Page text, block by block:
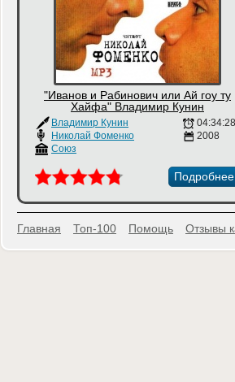
"Иванов и Рабинович или Ай гоу ту
Хайфа" Владимир Кунин
Владимир Кунин
Николай Фоменко
Союз
04:34:28
2008
Подробнее
Главная Топ-100 Помощь Отзывы